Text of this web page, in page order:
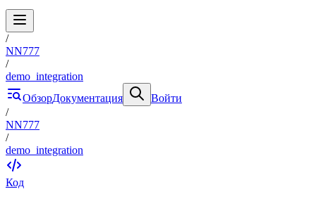
/
NN777
/
demo_integration
ОбзорДокументация
Войти
/
NN777
/
demo_integration
Код